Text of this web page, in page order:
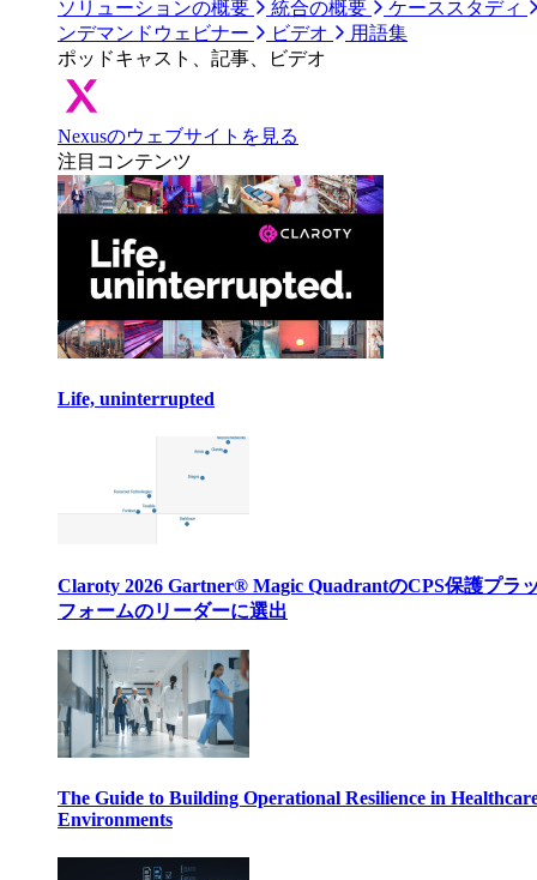
ソリューションの概要
統合の概要
ケーススタディ
ンデマンドウェビナー
ビデオ
用語集
ポッドキャスト、記事、ビデオ
Nexusのウェブサイトを見る
注目コンテンツ
Life, uninterrupted
Claroty 2026 Gartner® Magic QuadrantのCPS保護プラ
フォームのリーダーに選出
The Guide to Building Operational Resilience in
Environments